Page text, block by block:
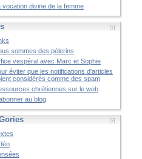
vocation divine de la femme
sommes des pélerins
vespéral avec Marc et Sophie
éviter que les notifications d'articles
considérés comme des spam
chrétiennes sur le web
au blog